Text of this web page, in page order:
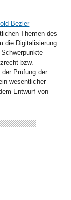
Bezler
Themen des
die Digitalisierung
bzw.
der Prüfung der
wesentlicher
Entwurf von